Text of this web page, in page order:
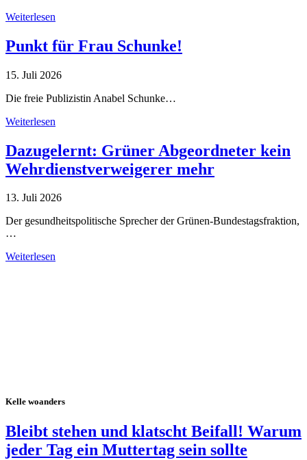
Weiterlesen
Punkt für Frau Schunke!
15. Juli 2026
Die freie Publizistin Anabel Schunke…
Weiterlesen
Dazugelernt: Grüner Abgeordneter kein
Wehrdienstverweigerer mehr
13. Juli 2026
Der gesundheitspolitische Sprecher der Grünen-Bundestagsfraktion,
…
Weiterlesen
Kelle woanders
Bleibt stehen und klatscht Beifall! Warum
jeder Tag ein Muttertag sein sollte